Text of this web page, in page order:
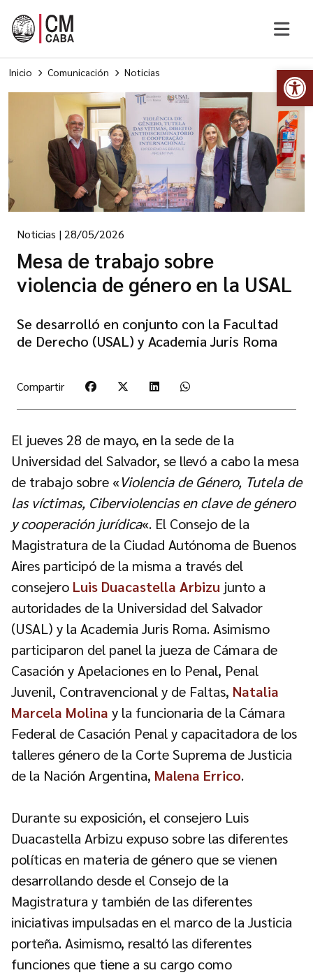
Inicio Comunicación Noticias
Noticias | 28/05/2026
Mesa de trabajo sobre
violencia de género en la USAL
Se desarrolló en conjunto con la Facultad
de Derecho (USAL) y Academia Juris Roma
Compartir
El jueves 28 de mayo, en la sede de la
Universidad del Salvador, se llevó a cabo la mesa
de trabajo sobre «Violencia de Género, Tutela de
las víctimas, Ciberviolencias en clave de género
y cooperación jurídica«. El Consejo de la
Magistratura de la Ciudad Autónoma de Buenos
Aires participó de la misma a través del
consejero Luis Duacastella Arbizu junto a
autoridades de la Universidad del Salvador
(USAL) y la Academia Juris Roma. Asimismo
participaron del panel la jueza de Cámara de
Casación y Apelaciones en lo Penal, Penal
Juvenil, Contravencional y de Faltas, Natalia
Marcela Molina y la funcionaria de la Cámara
Federal de Casación Penal y capacitadora de los
talleres género de la Corte Suprema de Justicia
de la Nación Argentina, Malena Errico.
Durante su exposición, el consejero Luis
Duacastella Arbizu expuso sobre las diferentes
políticas en materia de género que se vienen
desarrollando desde el Consejo de la
Magistratura y también de las diferentes
iniciativas impulsadas en el marco de la Justicia
porteña. Asimismo, resaltó las diferentes
funciones que tiene a su cargo como